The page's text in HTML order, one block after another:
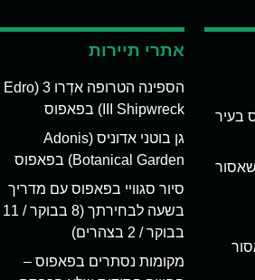
בעיר
אתרי תיירות
הספינה הטרופה אדְרו 3 (Edro
III Shipwreck) בפאפוס
גן בוטני אדוניס (Adonis
Botanical Garden) בפאפוס
סיור סגוויי בפאפוס עם מדריך
בשעה לבחירתך (8 בבוקר / 11
בבוקר / 2 בצהרים)
מקומות נסתרים בפאפוס –